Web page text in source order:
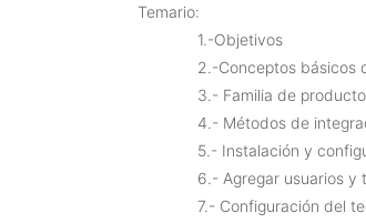
Temario:
1.-Objetivos
2.-Conceptos básicos
3.- Familia de
4.- Métodos de
5.- Instalación y
6.- Agregar usuarios y
7.- Configuración del